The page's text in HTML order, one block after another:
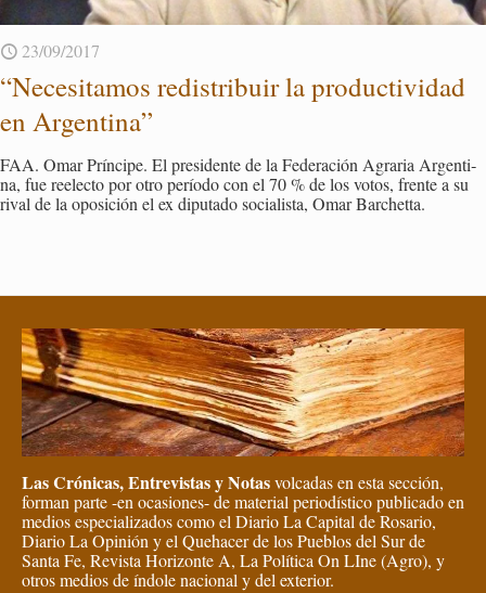
23/09/2017
“Ne­ce­si­ta­mos re­dis­tri­buir la pro­duc­ti­vi­dad
en Ar­gen­ti­na”
FAA. Omar Prín­ci­pe. El pre­si­den­te de la Fe­de­ra­ción Agra­ria Ar­gen­ti­
na, fue re­elec­to por otro pe­río­do con el 70 % de los votos, fren­te a su
rival de la opo­si­ción el ex dipu­tado so­cia­lis­ta, Omar Bar­chet­ta.
Las Crónicas, Entrevistas y Notasvolcadas en esta sección,
forman parte -en ocasiones- de material periodístico publicado en
medios especializados como el Diario La Capital de Rosario,
Diario La Opinión y el Quehacer de los Pueblos del Sur de
Santa Fe, Revista Horizonte A, La Política On LIne (Agro), y
otros medios de índole nacional y del exterior.